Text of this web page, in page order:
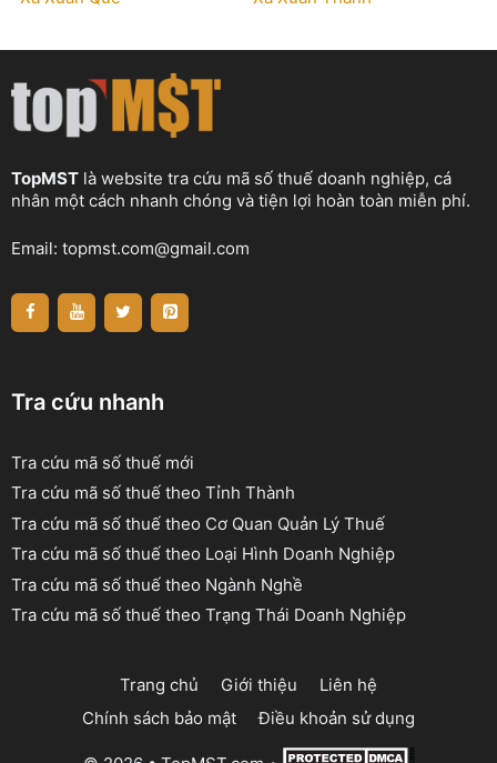
TopMST là website tra cứu mã số thuế doanh nghiệp, cá
nhân một cách nhanh chóng và tiện lợi hoàn toàn miễn phí.
Email: topmst.com@gmail.com
Tra cứu nhanh
Tra cứu mã số thuế mới
Tra cứu mã số thuế theo Tỉnh Thành
Tra cứu mã số thuế theo Cơ Quan Quản Lý Thuế
Tra cứu mã số thuế theo Loại Hình Doanh Nghiệp
Tra cứu mã số thuế theo Ngành Nghề
Tra cứu mã số thuế theo Trạng Thái Doanh Nghiệp
Trang chủ Giới thiệu
Liên hệ
Chính sách bảo mật
Điều khoản sử dụng